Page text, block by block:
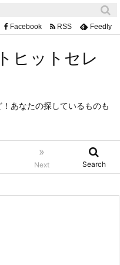
ヒットセレ
あなたの探しているものも
»
Next Search
Facebook RSS Feedly